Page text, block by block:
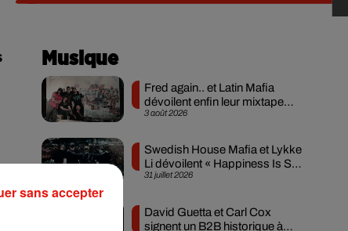
Musique
3 août 2026
Fred again.. et Latin Mafia
dévoilent enfin leur mixtape
créée en...
31 juillet 2026
Swedish House Mafia et Lykke
Li dévoilent « Happiness Is So
Sad »
David Guetta et Carl Cox
signent un B2B historique à
sans accepter